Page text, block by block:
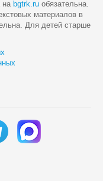
на bgtrk.ru обязательна.
материалов в
Для детей старше